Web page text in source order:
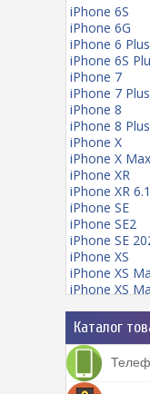
iPhone 6S
iPhone 6G
iPhone 6 Plus
iPhone 6S
iPhone 7
iPhone 7 Plus
iPhone 8
iPhone 8 Plus
iPhone X
iPhone X Max
iPhone XR
iPhone XR 6.1
iPhone SE
iPhone SE2
iPhone SE
iPhone XS
iPhone XS
iPhone XS
iPhone 11
iPhone 11
iPhone 11
iPhone 12
iPhone 12 Pro
Каталог